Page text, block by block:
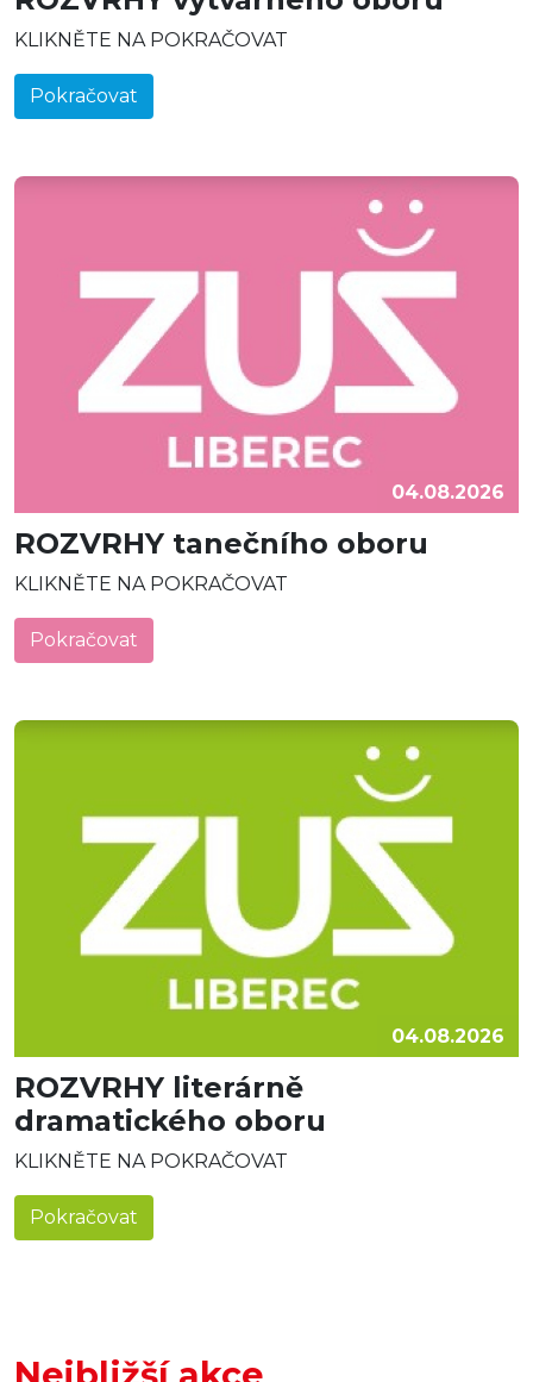
KLIKNĚTE NA POKRAČOVAT
Pokračovat
ROZVRHY tanečního oboru
04.08.2026
KLIKNĚTE NA POKRAČOVAT
Pokračovat
ROZVRHY literárně
dramatického oboru
04.08.2026
KLIKNĚTE NA POKRAČOVAT
Pokračovat